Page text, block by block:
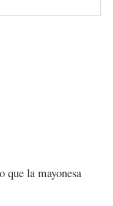
que la mayonesa